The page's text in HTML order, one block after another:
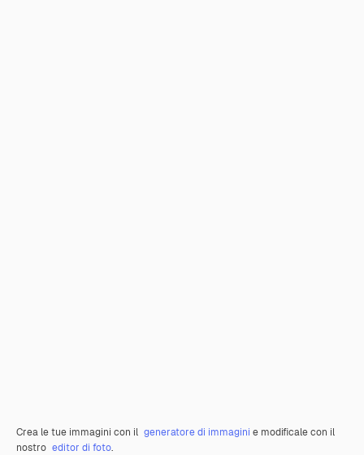
Crea le tue immagini con il generatore di immagini e modificale con il
nostro editor di foto.